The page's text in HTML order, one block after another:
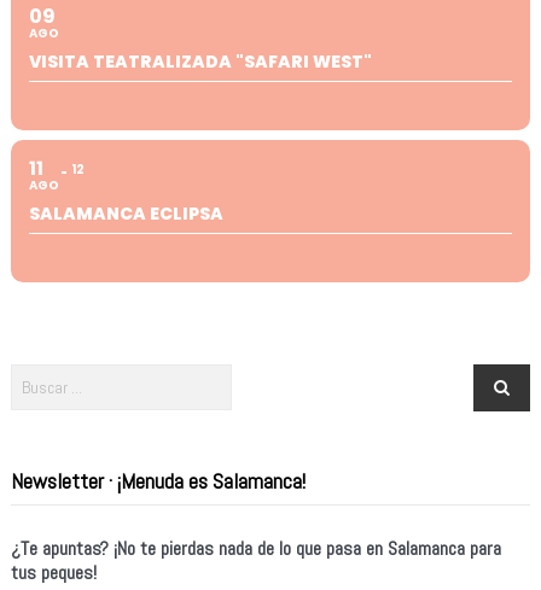
09
AGO
VISITA TEATRALIZADA "SAFARI WEST"
11
AGO
12
SALAMANCA ECLIPSA
Newsletter · ¡Menuda es Salamanca!
¿Te apuntas? ¡No te pierdas nada de lo que pasa en Salamanca para
tus peques!